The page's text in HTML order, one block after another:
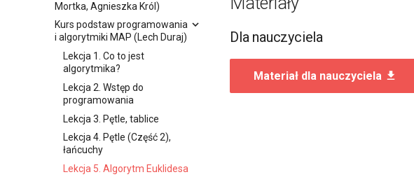
Mortka, Agnieszka Król)
Lekcja 1. Pierwszy program w
C++
Lekcja 2. Instrukcje warunkowe
Lekcja 3. Pętle (Część 1)
Lekcja 4. Pętle (Część 2)
Lekcja 5. Tablice (Część 1)
Lekcja 6. Tablice (Część 2)
Lekcja 7. Łańcuchy znaków
Lekcja 8. Funkcje (Część 1)
Kurs podstaw programowania
i algorytmiki MAP (Lech Duraj)
Lekcja 1. Co to jest
algorytmika?
Lekcja 2. Wstęp do
programowania
Lekcja 3. Pętle, tablice
Lekcja 4. Pętle (Część 2),
łańcuchy
Lekcja 5. Algorytm Euklidesa
Dla nauczyciela
Materiał dla nauczyciela